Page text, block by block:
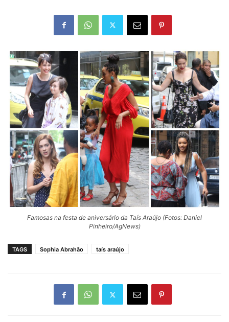
Famosas na festa de aniversário da Taís Araújo (Fotos: Daniel
Pinheiro/AgNews)
TAGS Sophia Abrahão taís araújo